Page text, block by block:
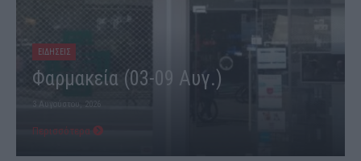
ΕΙΔΗΣΕΙΣ
Φαρμακεία (03-09 Αυγ.)
3 Αυγούστου, 2026
Περισσότερα